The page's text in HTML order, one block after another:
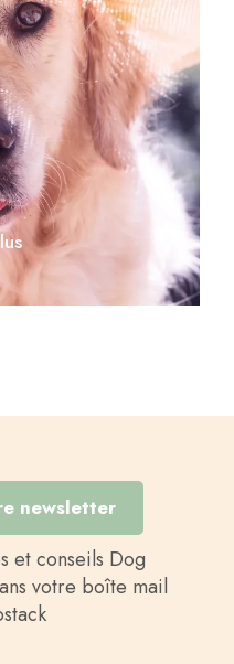
newsletter
et conseils Dog
votre boîte mail